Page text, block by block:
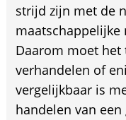
strijd zijn met de
maatschappelijke
Daarom moet het
verhandelen of
vergelijkbaar is
handelen van